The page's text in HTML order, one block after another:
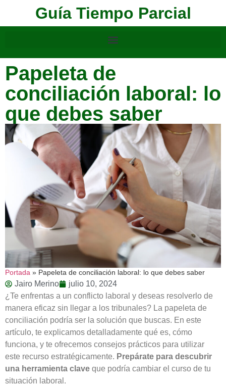
Guía Tiempo Parcial
Papeleta de
conciliación laboral: lo
que debes saber
Portada » Papeleta de conciliación laboral: lo que debes saber
Jairo Merino
julio 10, 2024
¿Te enfrentas a un conflicto laboral y deseas resolverlo de
manera eficaz sin llegar a los tribunales? La papeleta de
conciliación podría ser la solución que buscas. En este
artículo, te explicamos detalladamente qué es, cómo
funciona, y te ofrecemos consejos prácticos para utilizar
este recurso estratégicamente. Prepárate para descubrir
una herramienta clave que podría cambiar el curso de tu
situación laboral.